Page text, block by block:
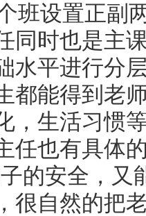
班设置正副
同时也是主
水平进行分
都能得到老
，生活习惯
任也有具体
的安全，
很自然的把